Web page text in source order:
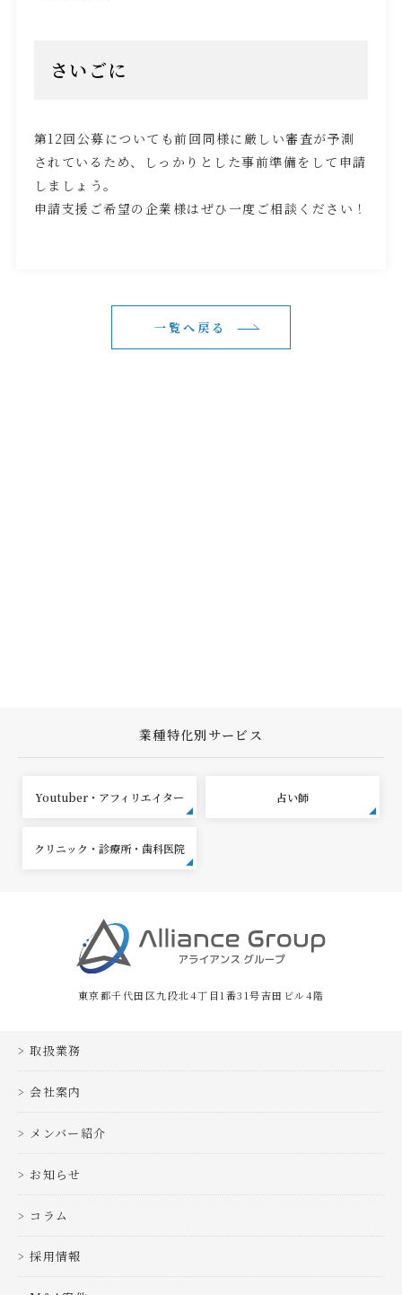
さいごに
第12回公募についても前回同様に厳しい審査が予測
されているため、しっかりとした事前準備をして申請
しましょう。
申請支援ご希望の企業様はぜひ一度ご相談ください！
一覧へ戻る
業種特化別サービス
Youtuber・アフィリエイター 占い師
クリニック・診療所・歯科医院
東京都千代田区九段北4丁目1番31号吉田ビル4階
取扱業務
会社案内
メンバー紹介
お知らせ
コラム
採用情報